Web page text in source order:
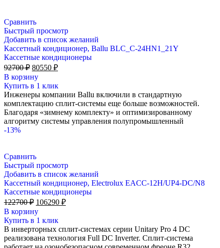
Сравнить
Быстрый просмотр
Добавить в список желаний
Кассетный кондиционер, Ballu BLC_C-24HN1_21Y
Кассетные кондиционеры
92700₽ Первоначальная
цена
составляла
92700 ₽.
80550 ₽Текущая
80550 ₽.
В корзину
Купить в 1 клик
Инженеры компании Ballu включили в стандартную
комплектацию сплит-системы еще больше возможностей.
Благодаря «зимнему комплекту» и оптимизированному
алгоритму системы управления полупромышленный
-13%
Сравнить
Быстрый просмотр
Добавить в список желаний
Кассетный кондиционер, Electrolux EACC-12H/UP4-DC/N8
Кассетные кондиционеры
122700₽ Первоначальная
цена
составляла
122700 ₽.
106290 ₽Текущая
В корзину
Купить в 1 клик
В инверторных сплит-системах серии Unitary Pro 4 DC
реализована технология Full DC Inverter. Сплит-система